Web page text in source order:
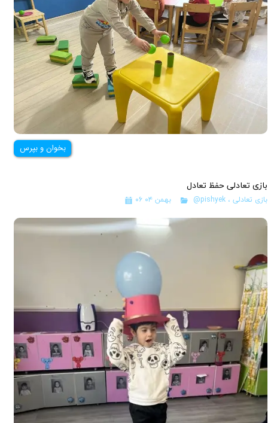
بخوان و بپرس
بازی تعادلی حفظ تعادل
۰۶ بهمن ۰۴ @pishyek، بازی تعادلی